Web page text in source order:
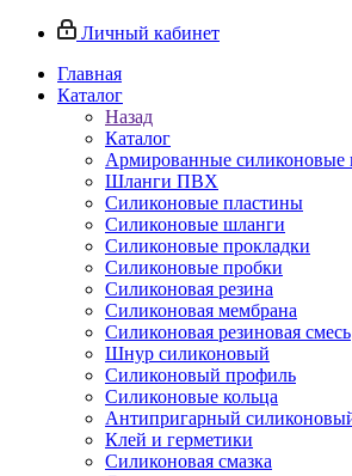
Личный кабинет
Главная
Каталог
Назад
Каталог
Армированные силиконовые
Шланги ПВХ
Силиконовые пластины
Силиконовые шланги
Силиконовые прокладки
Силиконовые пробки
Силиконовая резина
Силиконовая мембрана
Силиконовая резиновая смесь
Шнур силиконовый
Силиконовый профиль
Силиконовые кольца
Антипригарный
Клей и герметики
Силиконовая смазка